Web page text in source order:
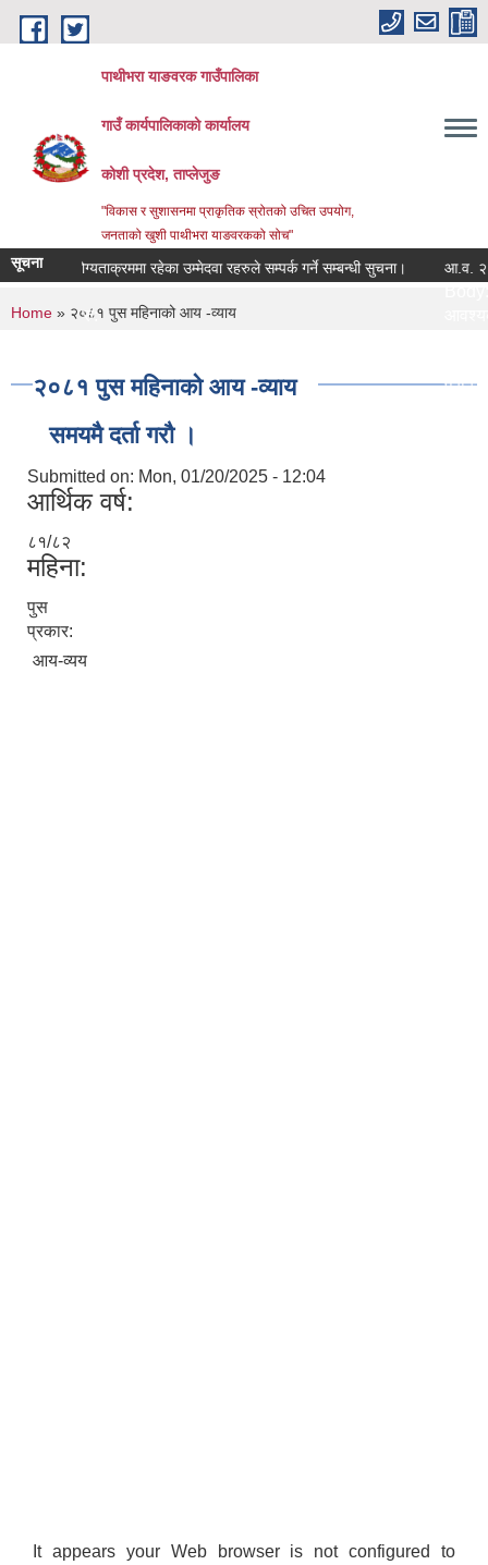
Skip to main content
पाथीभरा याङवरक गाउँपालिका
गाउँ कार्यपालिकाको कार्यालय
कोशी प्रदेश, ताप्लेजुङ
"विकास र सुशासनमा प्राकृतिक स्रोतको उचित उपयोग,
जनताको खुशी पाथीभरा याङवरकको सोच"
सूचनायोग्यताक्रममा रहेका उम्मेदवा रहरुले सम्पर्क गर्ने सम्बन्धी सुचना। आ.व.
प्रक्रिया:
You are here
Home » २०८१ पुस महिनाको आय -व्याय
२०८१ पुस महिनाको आय -व्याय
समयमै दर्ता गरौ ।
Submitted on: Mon, 01/20/2025 - 12:04
आर्थिक वर्ष:
८१/८२
महिना:
पुस
प्रकार:
आय-व्यय
It appears your Web browser is not configured to